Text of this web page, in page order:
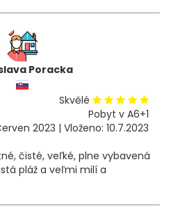
Poracka
Skvělé
Pobyt v A6+1
2023 | Vloženo: 10.7.2023
čisté, veľké, plne vybavená
pláž a veľmi milí a